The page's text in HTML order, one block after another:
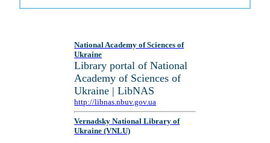
National Academy of Sciences of
Ukraine
Library portal of National
Academy of Sciences of
Ukraine | LibNAS
http://libnas.nbuv.gov.ua
Vernadsky National Library of
Ukraine (VNLU)